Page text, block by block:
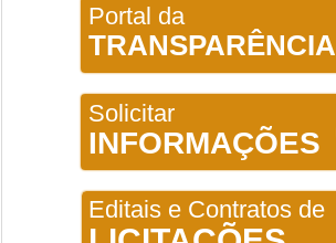
Portal da
TRANSPARÊNCIA
Solicitar
INFORMAÇÕES
Editais e Contratos de